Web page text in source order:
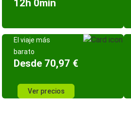
12h 0min
El viaje más
barato
Desde 70,97 €
Ver precios